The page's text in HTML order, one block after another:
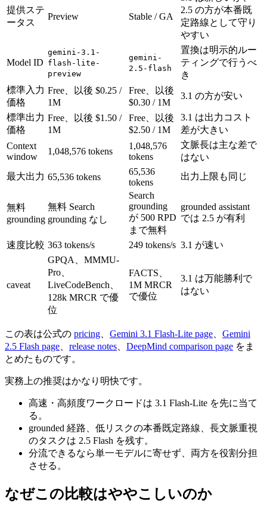
提供ステ
ータス
Preview Stable / GA
2.5 の方が本番既
定路線として守り
やすい
Model ID
gemini-3.1-
flash-lite-
preview
gemini-
2.5-flash
置換は明示的ルー
ティングで行うべ
き
標準入力
価格
Free、以後 $0.25 /
1M
Free、以後
$0.30 / 1M
3.1 の方が安い
標準出力
価格
Free、以後 $1.50 /
1M
Free、以後
$2.50 / 1M
3.1 は出力コスト
差が大きい
Context
window
1,048,576 tokens
1,048,576
tokens
文脈長は主な差で
はない
最大出力 65,536 tokens
65,536
tokens
出力上限も同じ
無料
grounding
無料 Search
grounding なし
Search
grounding
が 500 RPD
まで無料
grounded assistant
では 2.5 が有利
速度比較 363 tokens/s 249 tokens/s 3.1 が速い
caveat
GPQA、MMMU-
Pro、
LiveCodeBench、
128k MRCR で優
位
FACTS、
1M MRCR
で優位
3.1 は万能勝利で
はない
この表は公式の pricing Gemini 3.1 Flash-Lite page
Gemini
2.5 Flash page
release notes DeepMind comparison page をま
とめたものです。
実務上の推奨はかなり明快です。
高速・高頻度ワークロードは 3.1 Flash-Lite を先に当て
る。
grounded 経路、低リスクの本番既定路線、長文脈重視
のタスクは 2.5 Flash を残す。
分流できるなら単一モデルに寄せず、両方を役割分担
させる。
なぜこの比較はややこしいのか